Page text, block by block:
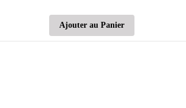
Ajouter au Panier